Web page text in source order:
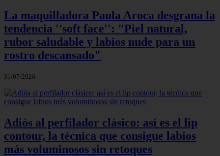
La maquilladora Paula Aroca desgrana la
tendencia ''soft face'': "Piel natural,
rubor saludable y labios nude para un
rostro descansado"
31/07/2026
Adiós al perfilador clásico: así es el lip
contour, la técnica que consigue labios
más voluminosos sin retoques